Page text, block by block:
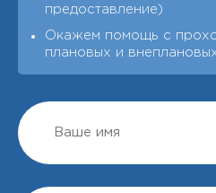
предоставление)
Окажем помощь с
плановых и